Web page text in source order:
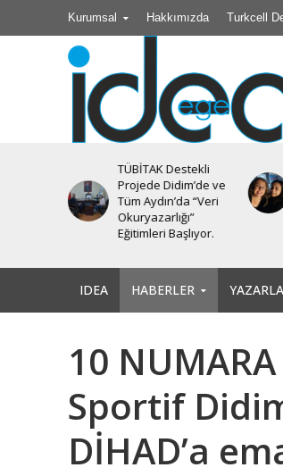
Kurumsal Hakkımızda Turkcell
Efsane Muhtar
“Bahri Aşık” Vefatının
Birinci Yılında
Unutulmadı
IDEA HABERLER
10
Sportif
DİHAD’a